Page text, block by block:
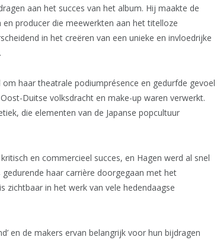
aan het succes van het album. Hij maakte de
producer die meewerkten aan het titelloze
in het creëren van een unieke en invloedrijke
haar theatrale podiumprésence en gedurfde gevoel
Duitse volksdracht en make-up waren verwerkt.
die elementen van de Japanse popcultuur
en commercieel succes, en Hagen werd al snel
haar carrière doorgegaan met het
zichtbaar in het werk van vele hedendaagse
en de makers ervan belangrijk voor hun bijdragen